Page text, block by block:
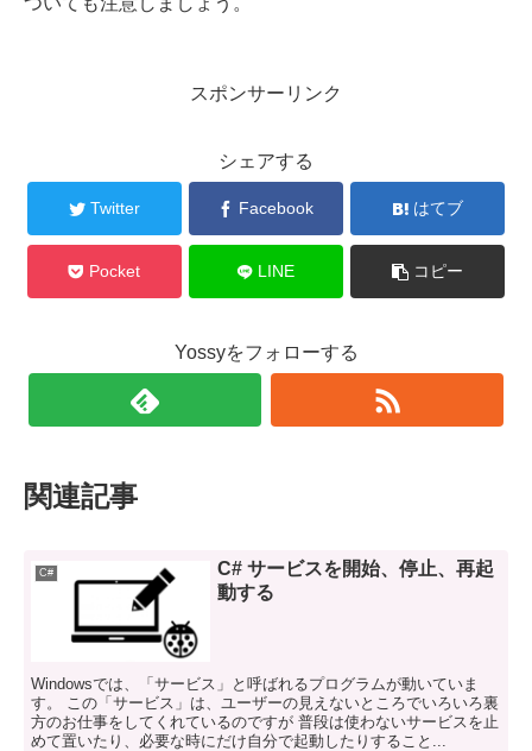
スポンサーリンク
シェアする
Twitter Facebook はてブ
Pocket LINE コピー
Yossyをフォローする
関連記事
C#
C# サービスを開始、停止、再起
動する
Windowsでは、「サービス」と呼ばれるプログラムが動いていま
す。 この「サービス」は、ユーザーの見えないところでいろいろ裏
方のお仕事をしてくれているのですが 普段は使わないサービスを止
めて置いたり、必要な時にだけ自分で起動したりすること...